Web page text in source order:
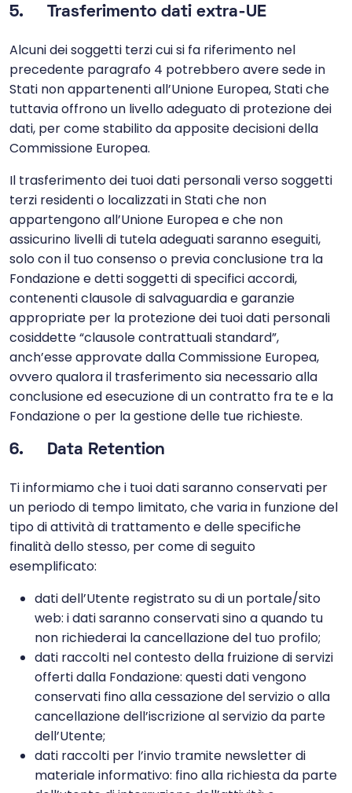
5. Trasferimento dati extra-UE
Alcuni dei soggetti terzi cui si fa riferimento nel
precedente paragrafo 4 potrebbero avere sede in
Stati non appartenenti all’Unione Europea, Stati che
tuttavia offrono un livello adeguato di protezione dei
dati, per come stabilito da apposite decisioni della
Commissione Europea.
Il trasferimento dei tuoi dati personali verso soggetti
terzi residenti o localizzati in Stati che non
appartengono all’Unione Europea e che non
assicurino livelli di tutela adeguati saranno eseguiti,
solo con il tuo consenso o previa conclusione tra la
Fondazione e detti soggetti di specifici accordi,
contenenti clausole di salvaguardia e garanzie
appropriate per la protezione dei tuoi dati personali
cosiddette “clausole contrattuali standard”,
anch’esse approvate dalla Commissione Europea,
ovvero qualora il trasferimento sia necessario alla
conclusione ed esecuzione di un contratto fra te e la
Fondazione o per la gestione delle tue richieste.
6. Data Retention
Ti informiamo che i tuoi dati saranno conservati per
un periodo di tempo limitato, che varia in funzione del
tipo di attività di trattamento e delle specifiche
finalità dello stesso, per come di seguito
esemplificato:
dati dell’Utente registrato su di un portale/sito
web: i dati saranno conservati sino a quando tu
non richiederai la cancellazione del tuo profilo;
dati raccolti nel contesto della fruizione di servizi
offerti dalla Fondazione: questi dati vengono
conservati fino alla cessazione del servizio o alla
cancellazione dell’iscrizione al servizio da parte
dell’Utente;
dati raccolti per l’invio tramite newsletter di
materiale informativo: fino alla richiesta da parte